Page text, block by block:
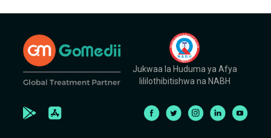
Jukwaa la Huduma ya Afya
lililothibitishwa na NABH